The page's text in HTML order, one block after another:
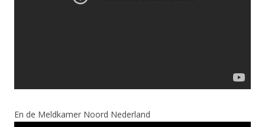
En de Meldkamer Noord Nederland